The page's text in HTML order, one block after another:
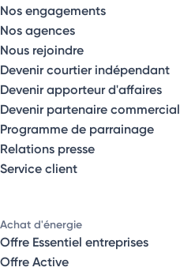
Nos engagements
Nos agences
Nous rejoindre
Devenir courtier indépendant
Devenir apporteur d'affaires
Devenir partenaire commercial
Programme de parrainage
Relations presse
Service client
Achat d'énergie
Offre Essentiel entreprises
Offre Active